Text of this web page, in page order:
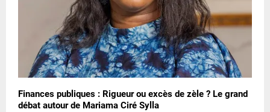
Finances publiques : Rigueur ou excès de zèle ? Le grand
débat autour de Mariama Ciré Sylla